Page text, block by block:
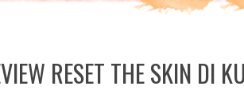
RESET THE SKIN DI